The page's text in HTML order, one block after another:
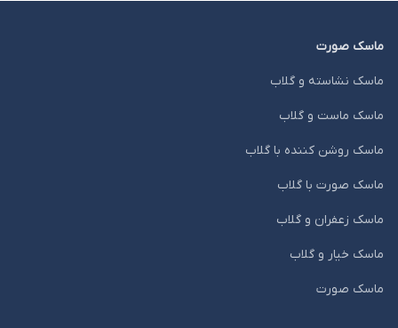
ماسک صورت
ماسک نشاسته و گلاب
ماسک ماست و گلاب
ماسک روشن کننده با گلاب
ماسک صورت با گلاب
ماسک زعفران و گلاب
ماسک خیار و گلاب
ماسک صورت